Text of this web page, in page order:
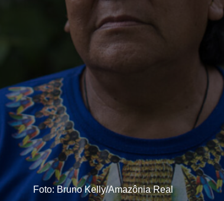
Foto: Bruno Kelly/Amazônia Real